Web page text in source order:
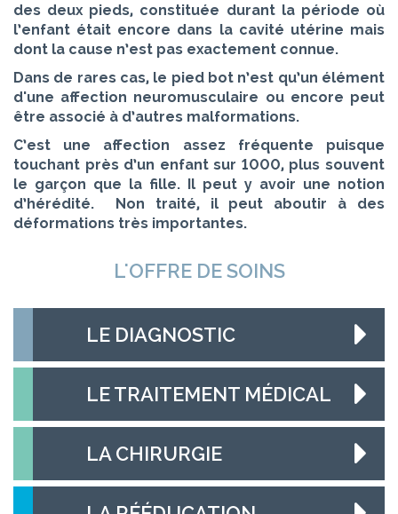
des deux pieds, constituée durant la période où
l’enfant était encore dans la cavité utérine mais
dont la cause n’est pas exactement connue.
Dans de rares cas, le pied bot n’est qu’un élément
d'une affection neuromusculaire ou encore peut
être associé à d’autres malformations.
C’est une affection assez fréquente puisque
touchant près d’un enfant sur 1000, plus souvent
le garçon que la fille. Il peut y avoir une notion
d’hérédité. Non traité, il peut aboutir à des
déformations très importantes.
L'OFFRE DE SOINS
LE DIAGNOSTIC
LE TRAITEMENT MÉDICAL
LA CHIRURGIE